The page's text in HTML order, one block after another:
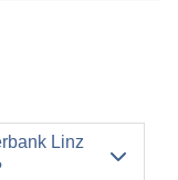
Linz
